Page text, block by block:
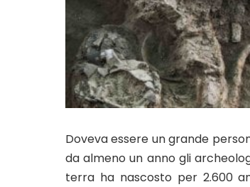
Doveva essere un grande
da almeno un anno gli
terra ha nascosto per 2.600